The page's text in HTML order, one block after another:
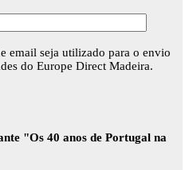
email seja utilizado para o envio
do Europe Direct Madeira.
"Os 40 anos de Portugal na